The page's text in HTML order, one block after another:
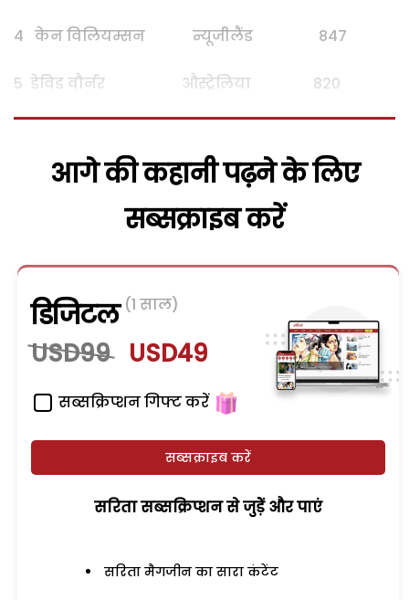
4 केन विलियम्सन न्यूजीलैंड 847
5 डेविड वौर्नर औस्ट्रेलिया 820
आगे की कहानी पढ़ने के लिए
सब्सक्राइब करें
डिजिटल (1 साल)
USD99 USD49
सब्सक्रिप्शन गिफ्ट करें
सब्सक्राइब करें
सरिता सब्सक्रिप्शन से जुड़ेें और पाएं
सरिता मैगजीन का सारा कंटेंट